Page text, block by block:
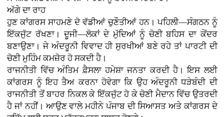
ਅੱਗੇ ਦਾ ਰਾਹ
ਹੁਣ ਕਾਂਗਰਸ ਸਾਹਮਣੇ ਦੋ ਵੱਡੀਆਂ ਚੁਣੌਤੀਆਂ ਹਨ। ਪਹਿਲੀ—ਸੰਗਠਨ ਨੂੰ
ਇੱਕਜੁੱਟ ਰੱਖਣਾ। ਦੂਜੀ—ਲੋਕਾਂ ਦੇ ਮੁੱਦਿਆਂ ਨੂੰ ਚੋਣੀ ਬਹਿਸ ਦਾ ਕੇਂਦਰ
ਬਣਾਉਣਾ। ਜੇ ਅੰਦਰੂਨੀ ਵਿਵਾਦ ਹੀ ਸੁਰਖੀਆਂ ਬਣੇ ਰਹੇ ਤਾਂ ਪਾਰਟੀ ਦੀ
ਚੋਣੀ ਮੁਹਿੰਮ ਕਮਜ਼ੋਰ ਹੋ ਸਕਦੀ ਹੈ।
ਰਾਜਨੀਤੀ ਵਿੱਚ ਅੰਤਿਮ ਫ਼ੈਸਲਾ ਹਮੇਸ਼ਾ ਜਨਤਾ ਕਰਦੀ ਹੈ। ਇਸ ਲਈ
ਕਾਂਗਰਸ ਨੂੰ ਇਹ ਤੈਅ ਕਰਨਾ ਹੋਵੇਗਾ ਕਿ ਉਹ ਅੰਦਰੂਨੀ ਧੜੇਬੰਦੀ ਦੀ
ਰਾਜਨੀਤੀ ਤੋਂ ਬਾਹਰ ਨਿਕਲ ਕੇ ਇੱਕਜੁੱਟ ਹੋ ਕੇ ਚੋਣੀ ਮੈਦਾਨ ਵਿੱਚ ਉਤਰਦੀ
ਹੈ ਜਾਂ ਨਹੀਂ। ਆਉਣ ਵਾਲੇ ਮਹੀਨੇ ਪੰਜਾਬ ਦੀ ਸਿਆਸਤ ਅਤੇ ਕਾਂਗਰਸ ਦੇ